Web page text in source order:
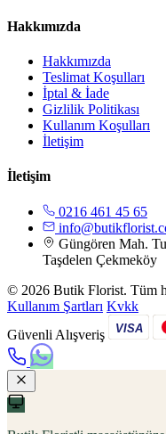
Hakkımızda
Hakkımızda
Teslimat Koşulları
İptal & İade
Gizlilik Politikası
Kullanım Koşulları
İletişim
İletişim
0216 461 45 65
Güngören Mah.
Taşdelen Çekmeköy
© 2026 Butik Florist. Tüm
Kullanım Şartları Kvkk
Güvenli Alışveriş
VISA